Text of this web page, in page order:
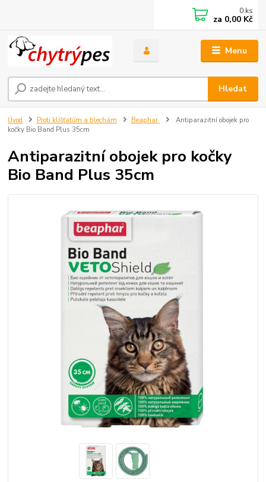
Menu
Hledat
0 ks
za 0,00 Kč
Úvod Proti klíšťatům a blechám Beaphar
Antiparazitní obojek pro
kočky Bio Band Plus 35cm
Antiparazitní obojek pro kočky
Bio Band Plus 35cm